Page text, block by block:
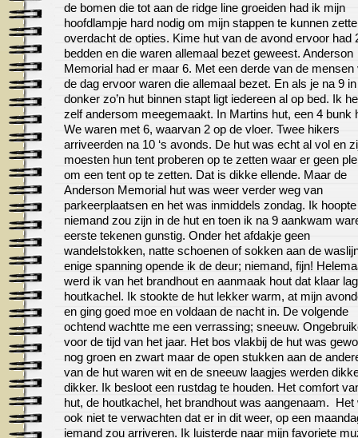
de bomen die tot aan de ridge line groeiden had ik mijn
hoofdlampje hard nodig om mijn stappen te kunnen
overdacht de opties. Kime hut van de avond ervoor had
bedden en die waren allemaal bezet geweest. Anderson
Memorial had er maar 6. Met een derde van de mensen
de dag ervoor waren die allemaal bezet. En als je na 9
donker zo’n hut binnen stapt ligt iedereen al op bed. Ik
zelf andersom meegemaakt. In Martins hut, een 4 bunk
We waren met 6, waarvan 2 op de vloer. Twee hikers
arriveerden na 10 ‘s avonds. De hut was echt al vol en
moesten hun tent proberen op te zetten waar er geen
om een tent op te zetten. Dat is dikke ellende. Maar de
Anderson Memorial hut was weer verder weg van
parkeerplaatsen en het was inmiddels zondag. Ik
niemand zou zijn in de hut en toen ik na 9 aankwam
eerste tekenen gunstig. Onder het afdakje geen
wandelstokken, natte schoenen of sokken aan de
enige spanning opende ik de deur; niemand, fijn!
werd ik van het brandhout en aanmaak hout dat klaar
houtkachel. Ik stookte de hut lekker warm, at mijn
en ging goed moe en voldaan de nacht in. De volgende
ochtend wachtte me een verrassing; sneeuw.
voor de tijd van het jaar. Het bos vlakbij de hut was
nog groen en zwart maar de open stukken aan de
van de hut waren wit en de sneeuw laagjes werden
dikker. Ik besloot een rustdag te houden. Het comfort
hut, de houtkachel, het brandhout was aangenaam. Het
ook niet te verwachten dat er in dit weer, op een
iemand zou arriveren. Ik luisterde naar mijn favoriete